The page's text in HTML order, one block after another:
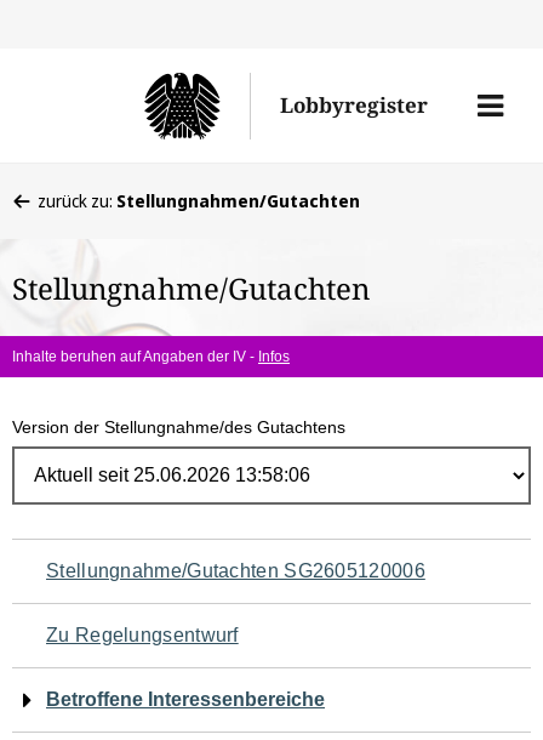
Lobbyregister
Menü
befinden
hier:
zurück zu: Stellungnahmen/Gutachten
Stellungnahme/Gutachten
Inhalte beruhen auf Angaben der IV - Infos
Version der Stellungnahme/des Gutachtens
Navigation
für
den
Seiteninhalt
Stellungnahme/Gutachten SG2605120006
Zu Regelungsentwurf
Betroffene Interessenbereiche